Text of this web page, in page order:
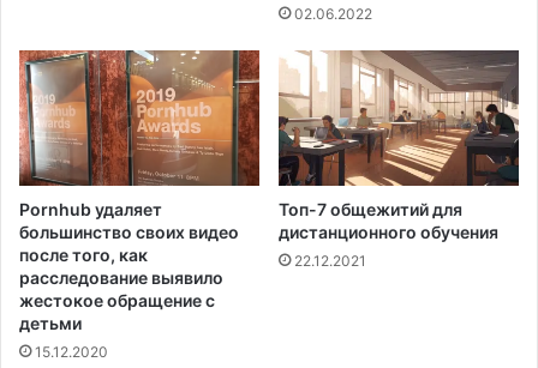
1
9
л
б
о
л
е
е
2
0
0
0
0
0
02.06.2022
Pornhub удаляет
большинство своих видео
после того, как
расследование выявило
жестокое обращение с
детьми
15.12.2020
Топ-7 общежитий для
дистанционного обучения
22.12.2021